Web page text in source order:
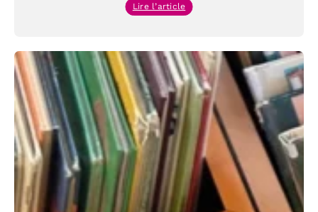
Lire l’article:
enfants
à
Morges
depuis
Lausanne